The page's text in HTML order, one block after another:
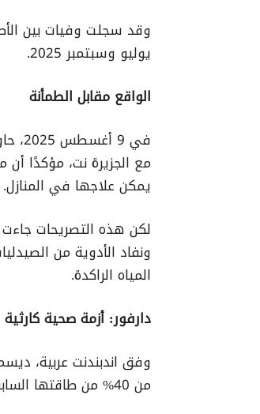
وقد سجلت وفيات بين
يوليو وسبتمبر 2025.
الواقع مقابل الطمأنة
في
يمكن علاجها في المنازل.
لكن هذه التصريحات جاءت
ونفاد الأدوية من
المياه الراكدة.
دارفور: أزمة صحية كارثية
من 40% من طاقتها السابقة، ما أعاق وصول السكان للخدمات الأساسية وزاد معاناتهم.